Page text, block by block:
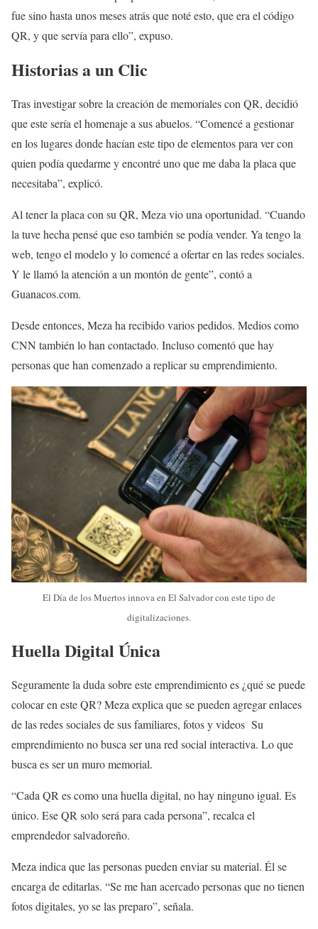
fue sino hasta unos meses atrás que noté esto, que era el código
QR, y que servía para ello”, expuso.
Historias a un Clic
Tras investigar sobre la creación de memoriales con QR, decidió
que este sería el homenaje a sus abuelos. “Comencé a gestionar
en los lugares donde hacían este tipo de elementos para ver con
quien podía quedarme y encontré uno que me daba la placa que
necesitaba”, explicó.
Al tener la placa con su QR, Meza vio una oportunidad. “Cuando
la tuve hecha pensé que eso también se podía vender. Ya tengo la
web, tengo el modelo y lo comencé a ofertar en las redes sociales.
Y le llamó la atención a un montón de gente”, contó a
Guanacos.com.
Desde entonces, Meza ha recibido varios pedidos. Medios como
CNN también lo han contactado. Incluso comentó que hay
personas que han comenzado a replicar su emprendimiento.
El Día de los Muertos innova en El Salvador con este tipo de
digitalizaciones.
Huella Digital Única
Seguramente la duda sobre este emprendimiento es ¿qué se puede
colocar en este QR? Meza explica que se pueden agregar enlaces
de las redes sociales de sus familiares, fotos y videos Su
emprendimiento no busca ser una red social interactiva. Lo que
busca es ser un muro memorial.
“Cada QR es como una huella digital, no hay ninguno igual. Es
único. Ese QR solo será para cada persona”, recalca el
emprendedor salvadoreño.
Meza indica que las personas pueden enviar su material. Él se
encarga de editarlas. “Se me han acercado personas que no tienen
fotos digitales, yo se las preparo”, señala.